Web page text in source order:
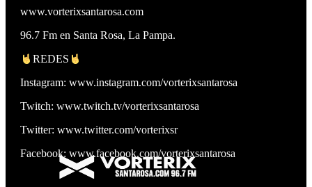
www.vorterixsantarosa.com
96.7 Fm en Santa Rosa, La Pampa.
REDES
Instagram: www.instagram.com/vorterixsantarosa
Twitch: www.twitch.tv/vorterixsantarosa
Twitter: www.twitter.com/vorterixsr
Facebook: www.facebook.com/vorterixsantarosa